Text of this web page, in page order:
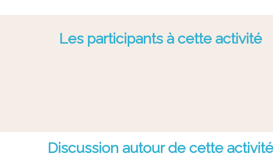
Les participants à cette activité
Discussion autour de cette activité